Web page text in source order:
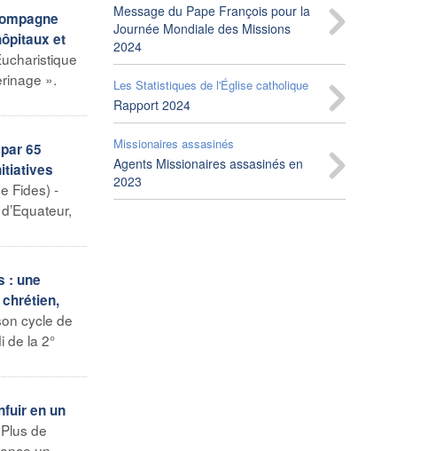
et
».
65
Fides) -
: une
cycle de
de la 2°
en un
de
Message du Pape François pour la
Journée Mondiale des Missions
2024
Les Statistiques de l'Église catholique
Rapport 2024
Missionaires assasinés
Agents Missionaires assasinés en
2023